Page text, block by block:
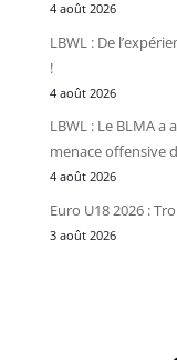
4 août 2026
LBWL : De
!
4 août 2026
LBWL : Le BLMA
menace offensive
4 août 2026
Euro U18 2026 :
3 août 2026